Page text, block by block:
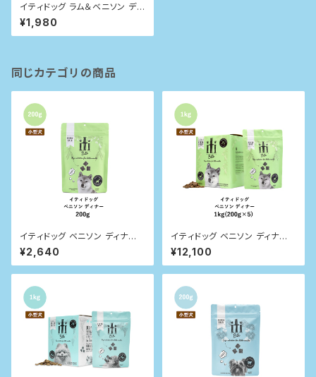
イティドッグ ラム＆ベニソン ディ
ナー 200g
¥1,980
同じカテゴリの商品
イティドッグ ベニソン ディナー
200g
¥2,640
イティドッグ ベニソン ディナー 1
kg
¥12,100